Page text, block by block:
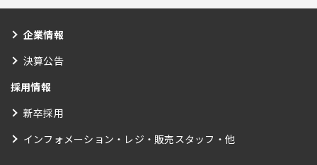
企業情報
決算公告
採用情報
新卒採用
インフォメーション・レジ・販売スタッフ・他